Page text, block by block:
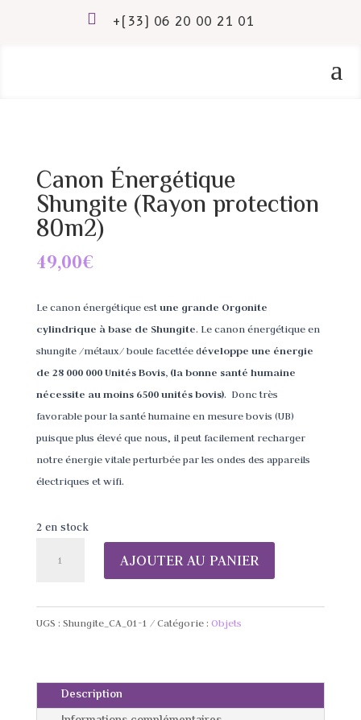
 +(33) 06 20 00 21 01
a
Canon Énergétique
Shungite (Rayon protection
80m2)
49,00€
Le canon énergétique estune grande Orgonite
cylindrique à base de Shungite. Le canon énergétique en
shungite /métaux/ boule facettée développe une énergie
de 28 000 000 Unités Bovis, (la bonne santé humaine
nécessite au moins 6500 unités bovis). Donc très
favorable pour la santé humaine en mesure bovis (UB)
puisque plus élevé que nous, il peut facilement recharger
notre énergie vitale perturbée par les ondes des appareils
électriques et wifi.
2 en stock
Énergétique
protection
80m2)
AJOUTER AU PANIER
UGS : Shungite_CA_01-1 Catégorie : Objets
Description